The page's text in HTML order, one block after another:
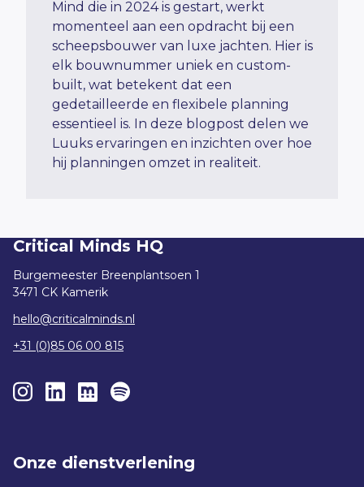
Mind die in 2024 is gestart, werkt
momenteel aan een opdracht bij een
scheepsbouwer van luxe jachten. Hier is
elk bouwnummer uniek en custom-
built, wat betekent dat een
gedetailleerde en flexibele planning
essentieel is. In deze blogpost delen we
Luuks ervaringen en inzichten over hoe
hij planningen omzet in realiteit.
Onze dienstverlening
Critical Minds HQ
Burgemeester Breenplantsoen 1
3471 CK Kamerik
hello@criticalminds.nl
+31 (0)85 06 00 815